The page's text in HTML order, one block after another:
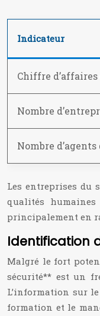
Indicateur
Chiffre d’affaires
Nombre
Nombre
Les entreprises du
qualités humaines
principalement en
Identification
Malgré le fort
sécurité** est un
L’information sur
formation et le